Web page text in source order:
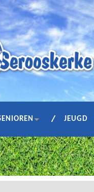
JEUGD